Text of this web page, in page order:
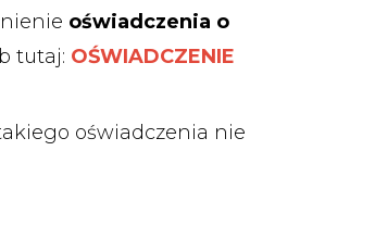
oświadczenia o
tutaj: OŚWIADCZENIE
oświadczenia nie